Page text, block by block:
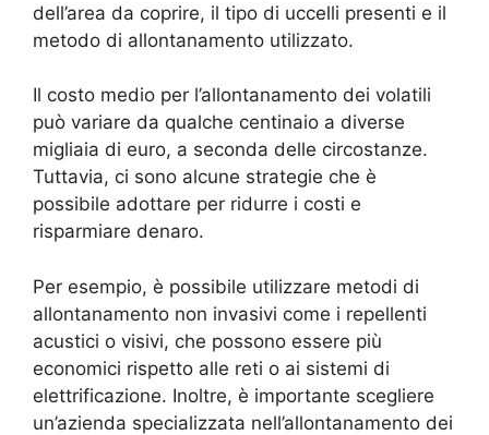
dell’area da coprire, il tipo di uccelli presenti e il
metodo di allontanamento utilizzato.
Il costo medio per l’allontanamento dei volatili
può variare da qualche centinaio a diverse
migliaia di euro, a seconda delle circostanze.
Tuttavia, ci sono alcune strategie che è
possibile adottare per ridurre i costi e
risparmiare denaro.
Per esempio, è possibile utilizzare metodi di
allontanamento non invasivi come i repellenti
acustici o visivi, che possono essere più
economici rispetto alle reti o ai sistemi di
elettrificazione. Inoltre, è importante scegliere
un’azienda specializzata nell’allontanamento dei